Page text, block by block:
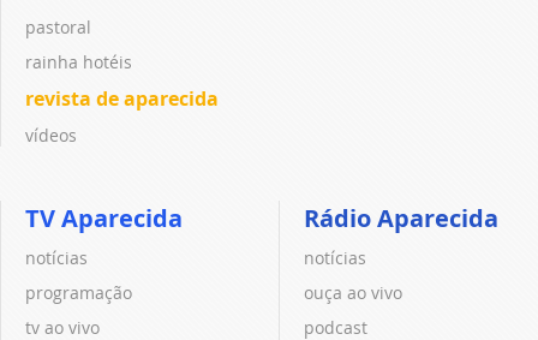
pastoral
rainha hotéis
revista de aparecida
vídeos
TV Aparecida
notícias
programação
tv ao vivo
Rádio Aparecida
notícias
ouça ao vivo
podcast